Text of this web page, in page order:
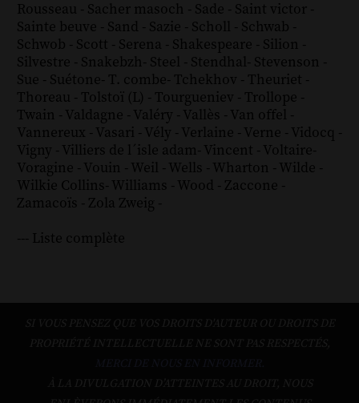
Rousseau - Sacher masoch - Sade - Saint victor -
Sainte beuve - Sand - Sazie - Scholl - Schwab -
Schwob - Scott - Serena - Shakespeare - Silion -
Silvestre - Snakebzh- Steel - Stendhal- Stevenson -
Sue - Suétone- T. combe- Tchekhov - Theuriet -
Thoreau - Tolstoï (L) - Tourgueniev - Trollope -
Twain - Valdagne - Valéry - Vallès - Van offel -
Vannereux - Vasari - Vély - Verlaine - Verne - Vidocq -
Vigny - Villiers de l´isle adam- Vincent - Voltaire-
Voragine - Vouin - Weil - Wells - Wharton - Wilde -
Wilkie Collins- Williams - Wood - Zaccone -
Zamacoïs - Zola Zweig -
--- Liste complète